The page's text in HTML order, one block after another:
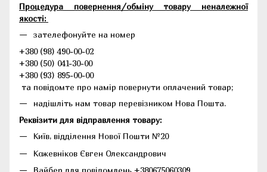
Процедура повернення/обміну товару неналежної
якості:
зателефонуйте на номер
+380 (98) 490-00-02
+380 (50) 041-30-00
+380 (93) 895-00-00
та повідомте про намір повернути оплачений товар;
надішліть нам товар перевізником Нова Пошта.
Реквізити для відправлення товару:
Київ, відділення Нової Пошти №20
Кожевніков Євген Олександрович
Вайбер для повідомлень +380675060309